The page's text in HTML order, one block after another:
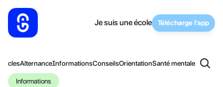
Je suis une école Télécharge l'app
AlternanceInformationsConseilsOrientationSanté mentale
Informations